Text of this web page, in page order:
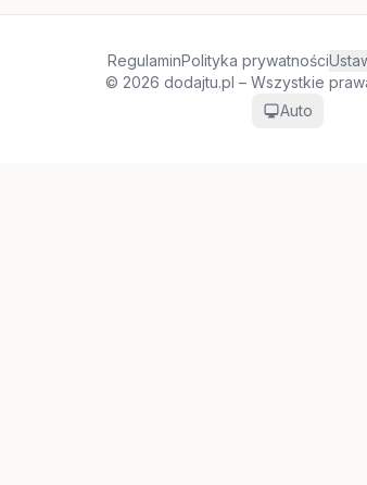
RegulaminPolityka prywatności
© 2026 dodajtu.pl – Wszystkie
Auto